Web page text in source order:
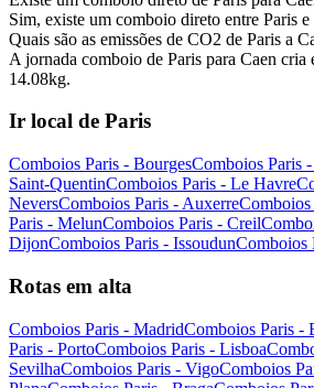
Sim, existe um comboio direto entre Paris e
Quais são as emissões de CO2 de Paris a
A jornada comboio de Paris para Caen cria
14.08kg.
Ir local de Paris
Comboios Paris - BourgesComboios Paris
Saint-QuentinComboios Paris - Le Havre
NeversComboios Paris - Auxerre
Paris - MelunComboios Paris - Creil
DijonComboios Paris - IssoudunComboios
Rotas em alta
Comboios Paris - MadridComboios Paris -
Paris - PortoComboios Paris - Lisboa
SevilhaComboios Paris - VigoComboios